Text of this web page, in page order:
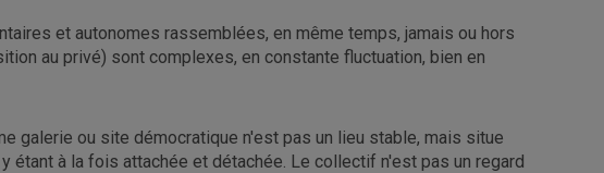
et autonomes rassemblées, en même temps, jamais ou hors
au privé) sont complexes, en constante fluctuation, bien en
galerie ou site démocratique n'est pas un lieu stable, mais situe
à la fois attachée et détachée. Le collectif n'est pas un regard